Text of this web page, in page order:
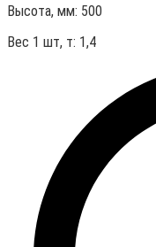
Высота, мм: 500
Вес 1 шт, т: 1,4